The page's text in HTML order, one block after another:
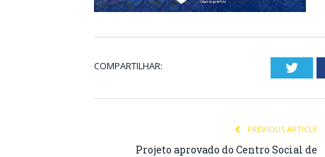
COMPARTILHAR:
PREVIOUS ARTICLE
Projeto aprovado do Centro Social de